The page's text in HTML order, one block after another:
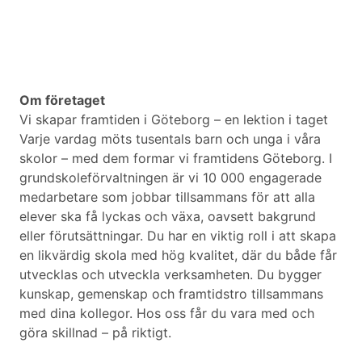
Om företaget
Vi skapar framtiden i Göteborg – en lektion i taget
Varje vardag möts tusentals barn och unga i våra
skolor – med dem formar vi framtidens Göteborg. I
grundskoleförvaltningen är vi 10 000 engagerade
medarbetare som jobbar tillsammans för att alla
elever ska få lyckas och växa, oavsett bakgrund
eller förutsättningar. Du har en viktig roll i att skapa
en likvärdig skola med hög kvalitet, där du både får
utvecklas och utveckla verksamheten. Du bygger
kunskap, gemenskap och framtidstro tillsammans
med dina kollegor. Hos oss får du vara med och
göra skillnad – på riktigt.